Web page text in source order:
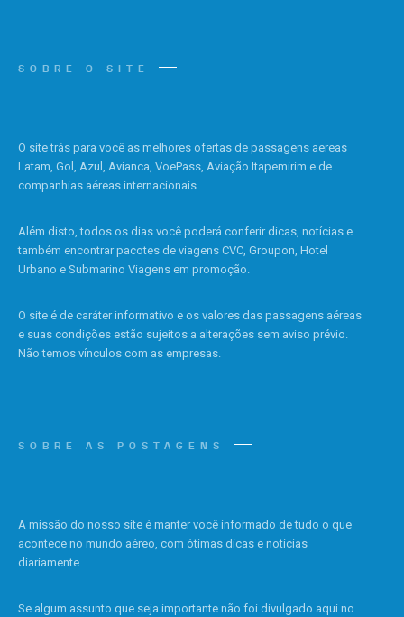
SOBRE O SITE
O site trás para você as melhores ofertas de passagens aereas
Latam, Gol, Azul, Avianca, VoePass, Aviação Itapemirim e de
companhias aéreas internacionais.
Além disto, todos os dias você poderá conferir dicas, notícias e
também encontrar pacotes de viagens CVC, Groupon, Hotel
Urbano e Submarino Viagens em promoção.
O site é de caráter informativo e os valores das passagens aéreas
e suas condições estão sujeitos a alterações sem aviso prévio.
Não temos vínculos com as empresas.
SOBRE AS POSTAGENS
A missão do nosso site é manter você informado de tudo o que
acontece no mundo aéreo, com ótimas dicas e notícias
diariamente.
Se algum assunto que seja importante não foi divulgado aqui no